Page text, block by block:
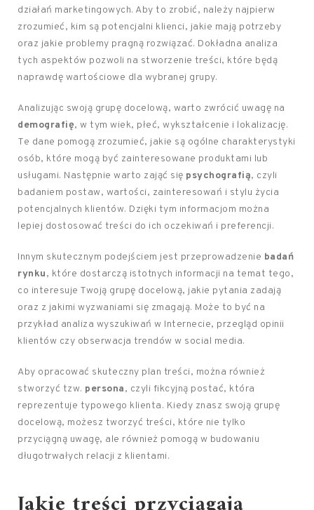
działań marketingowych. Aby to zrobić, należy najpierw
zrozumieć, kim są potencjalni klienci, jakie mają potrzeby
oraz jakie problemy pragną rozwiązać. Dokładna analiza
tych aspektów pozwoli na stworzenie treści, które będą
naprawdę wartościowe dla wybranej grupy.
Analizując swoją grupę docelową, warto zwrócić uwagę na
demografię, w tym wiek, płeć, wykształcenie i lokalizację.
Te dane pomogą zrozumieć, jakie są ogólne charakterystyki
osób, które mogą być zainteresowane produktami lub
usługami. Następnie warto zająć się psychografią, czyli
badaniem postaw, wartości, zainteresowań i stylu życia
potencjalnych klientów. Dzięki tym informacjom można
lepiej dostosować treści do ich oczekiwań i preferencji.
Innym skutecznym podejściem jest przeprowadzenie badań
rynku, które dostarczą istotnych informacji na temat tego,
co interesuje Twoją grupę docelową, jakie pytania zadają
oraz z jakimi wyzwaniami się zmagają. Może to być na
przykład analiza wyszukiwań w Internecie, przegląd opinii
klientów czy obserwacja trendów w social media.
Aby opracować skuteczny plan treści, można również
stworzyć tzw. persona, czyli fikcyjną postać, która
reprezentuje typowego klienta. Kiedy znasz swoją grupę
docelową, możesz tworzyć treści, które nie tylko
przyciągną uwagę, ale również pomogą w budowaniu
długotrwałych relacji z klientami.